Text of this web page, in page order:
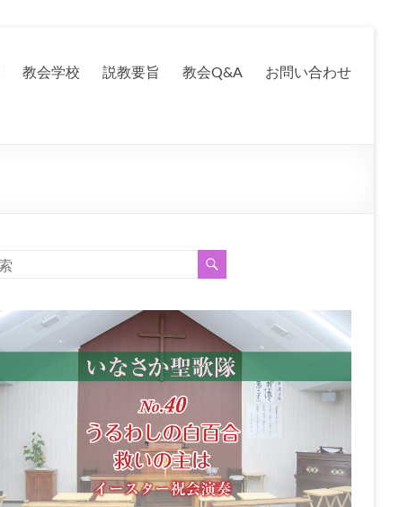
教会学校 説教要旨 教会Q&A お問い合わせ